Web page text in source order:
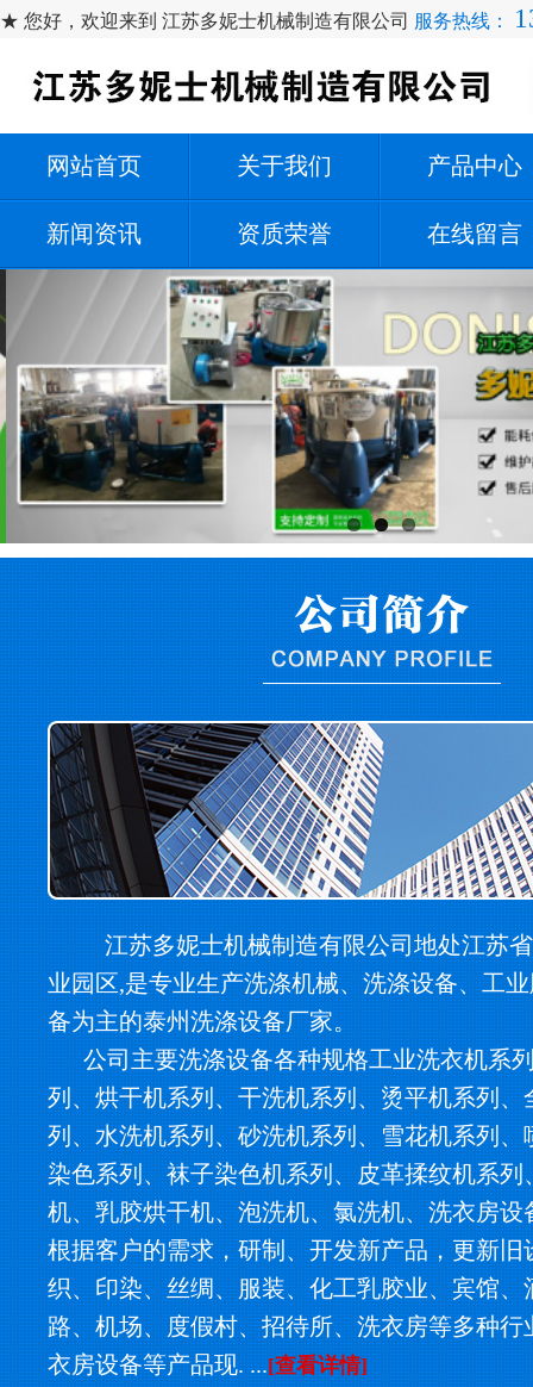
★ 您好，欢迎来到 江苏多妮士机械制造有限公司 服务热线：
网站首页 关于我们 产品中心
新闻资讯 资质荣誉 在线留言
江苏多妮士机械制造有限公司地处江苏
业园区,是专业生产洗涤机械、洗涤设备、工
备为主的泰州洗涤设备厂家。
公司主要洗涤设备各种规格工业洗衣机系
列、烘干机系列、干洗机系列、烫平机系列、
列、水洗机系列、砂洗机系列、雪花机系列、
染色系列、袜子染色机系列、皮革揉纹机系列
机、乳胶烘干机、泡洗机、氯洗机、洗衣房设
根据客户的需求，研制、开发新产品，更新旧
织、印染、丝绸、服装、化工乳胶业、宾馆、
路、机场、度假村、招待所、洗衣房等多种行
衣房设备等产品现. ...[查看详情]